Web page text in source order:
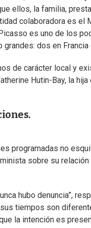
ellos, la familia,
colaboradora es
es uno de los
grandes: dos en
de carácter local y
Hutin-Bay, la
programadas no
sobre su
hubo denuncia”,
tiempos son
la intención es